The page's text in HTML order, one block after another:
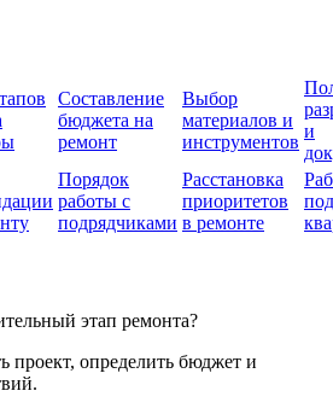
Составление
бюджета на
ремонт
Выбор
материалов и
инструментов
и
Порядок
работы с
подрядчиками
Расстановка
приоритетов
в ремонте
этап ремонта?
проект, определить бюджет и